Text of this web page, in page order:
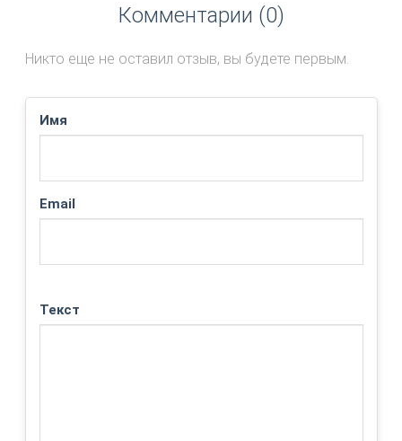
Комментарии (0)
Никто еще не оставил отзыв, вы будете первым.
Имя
Email
Текст